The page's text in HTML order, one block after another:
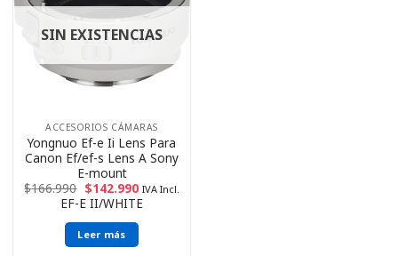
SIN EXISTENCIAS
ACCESORIOS CÁMARAS
Yongnuo Ef-e Ii Lens Para
Canon Ef/ef-s Lens A Sony
E-mount
$166.990 $142.990 IVA Incl.
EF-E II/WHITE
Leer más